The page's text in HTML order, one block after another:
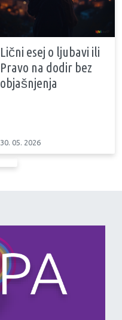
Lični esej o ljubavi ili
Pravo na dodir bez
objašnjenja
30. 05. 2026